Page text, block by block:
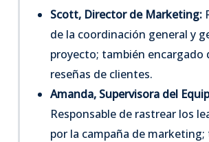
Scott, Director de Marketing:
de la coordinación general y
proyecto; también encargado
reseñas de clientes.
Amanda, Supervisora del
Responsable de rastrear los
por la campaña de marketing;